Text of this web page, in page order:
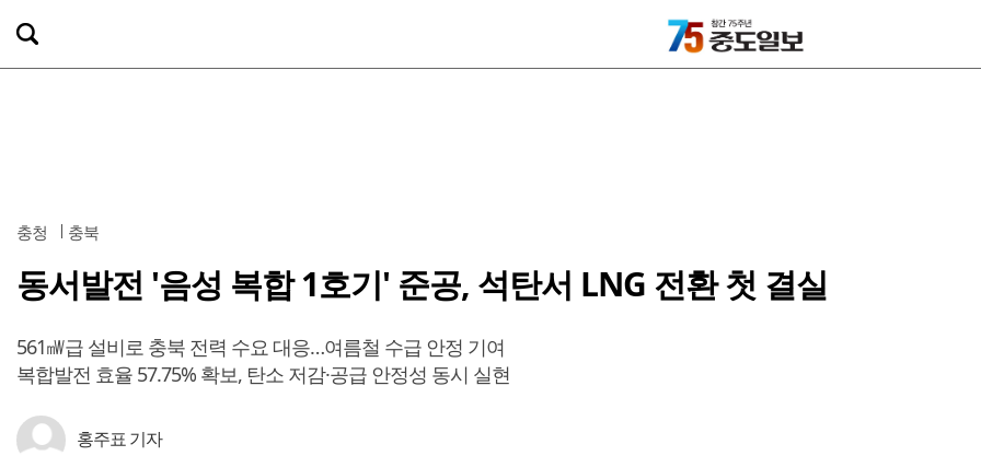
충청 충북
동서발전 '음성 복합 1호기' 준공, 석탄서 LNG 전환 첫 결실
561㎽급 설비로 충북 전력 수요 대응…여름철 수급 안정 기여
복합발전 효율 57.75% 확보, 탄소 저감·공급 안정성 동시 실현
홍주표 기자